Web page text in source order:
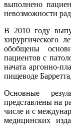
выполнено
невозможности
В 2010 году
хирургического
обобщены
пациентов с
начата аргонно-
пищеводе
Основные
представлены на
числе и с
медицинских